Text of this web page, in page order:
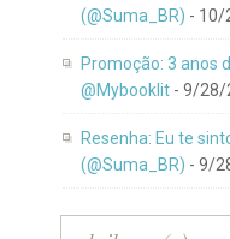
(@Suma_BR) - 10/
Promoção: 3 anos
@Mybooklit - 9/28/
Resenha: Eu te
(@Suma_BR) - 9/